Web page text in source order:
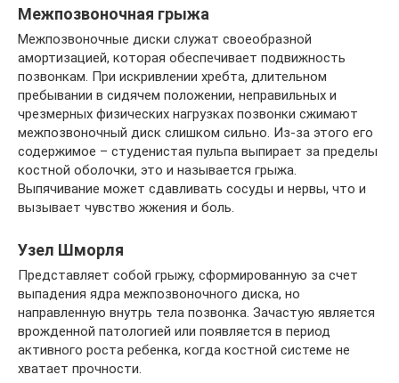
Межпозвоночная грыжа
Межпозвоночные диски служат своеобразной
амортизацией, которая обеспечивает подвижность
позвонкам. При искривлении хребта, длительном
пребывании в сидячем положении, неправильных и
чрезмерных физических нагрузках позвонки сжимают
межпозвоночный диск слишком сильно. Из-за этого его
содержимое – студенистая пульпа выпирает за пределы
костной оболочки, это и называется грыжа.
Выпячивание может сдавливать сосуды и нервы, что и
вызывает чувство жжения и боль.
Узел Шморля
Представляет собой грыжу, сформированную за счет
выпадения ядра межпозвоночного диска, но
направленную внутрь тела позвонка. Зачастую является
врожденной патологией или появляется в период
активного роста ребенка, когда костной системе не
хватает прочности.